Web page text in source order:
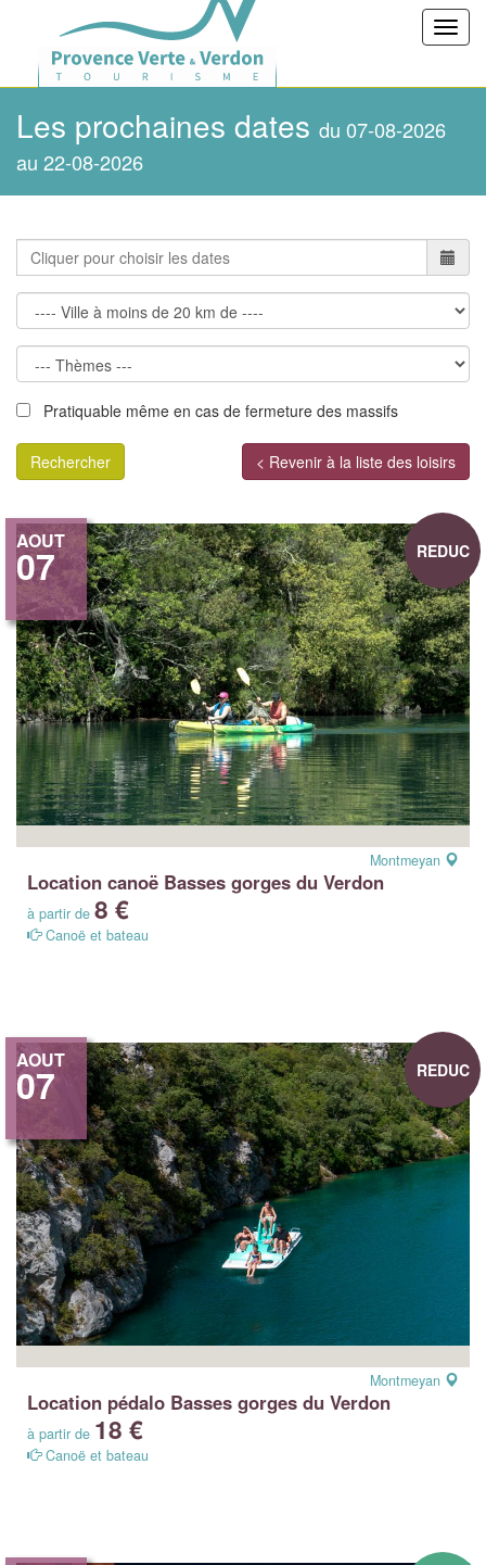
Les prochaines dates du 07-08-2026
au 22-08-2026
Pratiquable même en cas de fermeture des massifs
Rechercher < Revenir à la liste des loisirs
Montmeyan
Location canoë Basses gorges du Verdon
à partir de 8 €
Canoë et bateau
AOUT
07 REDUC
Montmeyan
Location pédalo Basses gorges du Verdon
à partir de 18 €
Canoë et bateau
AOUT
07 REDUC